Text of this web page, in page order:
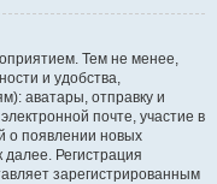
Тем не менее,
и удобства,
аватары, отправку и
почте, участие в
о появлении новых
Регистрация
зарегистрированным